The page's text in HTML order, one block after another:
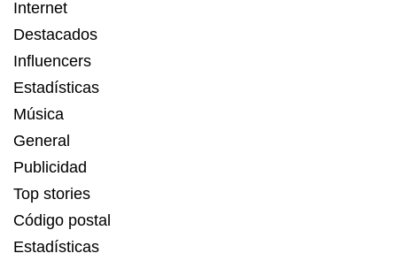
Internet
Destacados
Influencers
Estadísticas
Música
General
Publicidad
Top stories
Código postal
Estadísticas